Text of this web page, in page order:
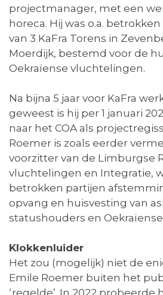
projectmanager, met een
horeca. Hij was o.a.
van 3 KaFra Torens in
Moerdijk, bestemd voor de
Oekraïense vluchtelingen.
Na bijna 5 jaar voor KaFra
geweest is hij per 1 januari
naar het COA als
Roemer is zoals eerder
voorzitter van de Limburgse
vluchtelingen en Integratie,
betrokken partijen
opvang en huisvesting van
statushouders en
Klokkenluider
Het zou (mogelijk) niet de
Emile Roemer buiten het
‘regelde’. In 2022 probeerde